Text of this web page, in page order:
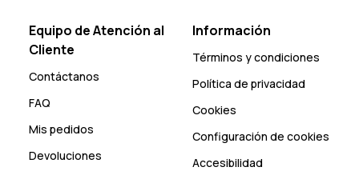
Equipo de Atención al
Cliente
Contáctanos
FAQ
Mis pedidos
Devoluciones
Información
Términos y condiciones
Política de privacidad
Cookies
Configuración de cookies
Accesibilidad